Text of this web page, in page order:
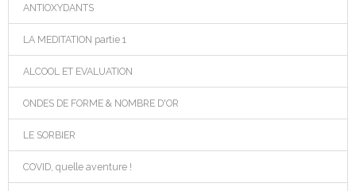
ANTIOXYDANTS
LA MEDITATION partie 1
ALCOOL ET EVALUATION
ONDES DE FORME & NOMBRE D'OR
LE SORBIER
COVID, quelle aventure !